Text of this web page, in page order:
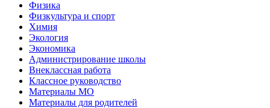
Физика
Физкультура и спорт
Химия
Экология
Экономика
Администрирование школы
Внеклассная работа
Классное руководство
Материалы МО
Материалы для родителей